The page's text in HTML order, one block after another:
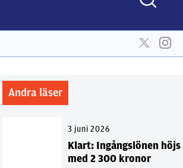
Andra läser
3 juni 2026
Klart: Ingångslönen höjs
med 2 300 kronor